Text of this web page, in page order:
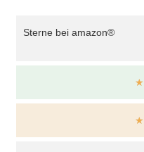
Sterne bei amazon®
☆
★